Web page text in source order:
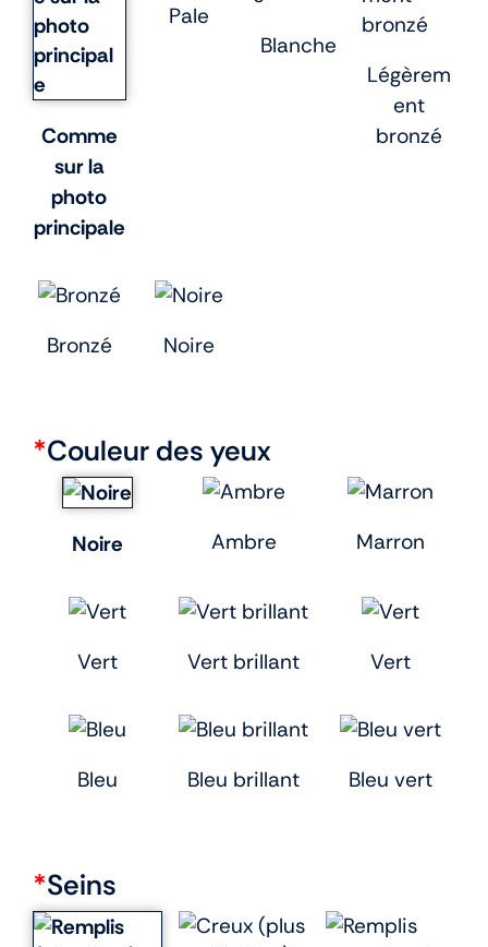
Comme
sur la
photo
principale
Pale
Blanche
Légèrem
ent
bronzé
Bronzé Noire
*Couleur des yeux
Noire Ambre Marron
Vert Vert brillant Vert
Bleu Bleu brillant Bleu vert
*Seins